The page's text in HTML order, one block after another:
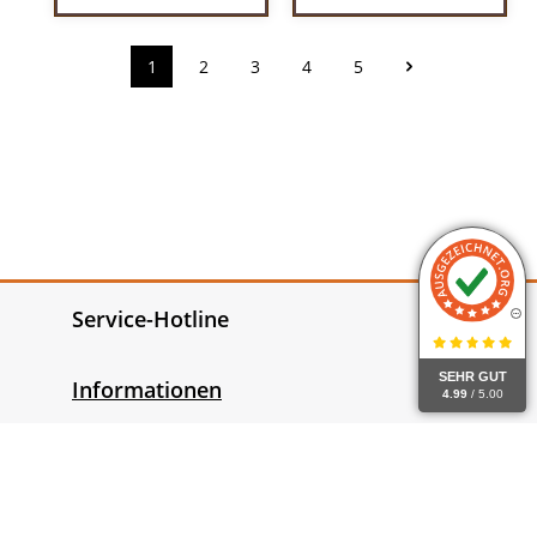
SEHR GUT
4.99 / 5.00
Seite
1 Seite
2 Seite
3 Seite
4 Seite
5
Service-Hotline
Informationen